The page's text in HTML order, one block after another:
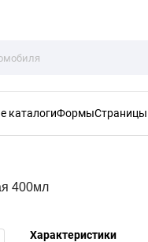
каталогиФормыСтраницы
400мл
Характеристики